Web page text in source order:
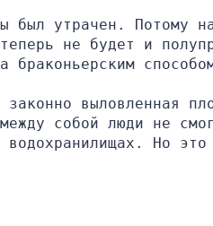
был утрачен. Потому
не будет и
браконьерским
выловленная
собой люди не
Но